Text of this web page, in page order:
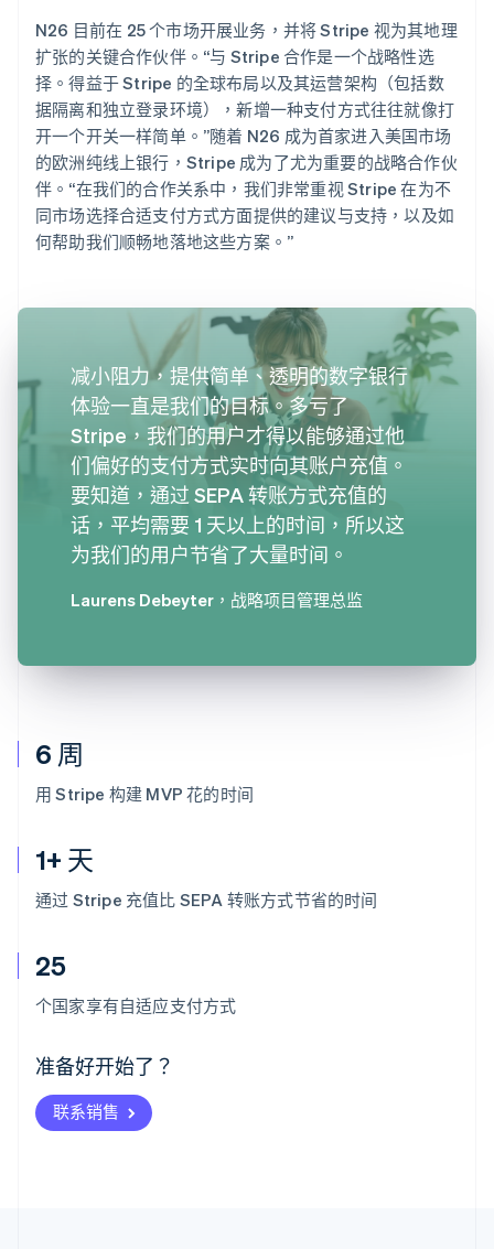
6 周
用 Stripe 构建 MVP 花的时间
1+ 天
通过 Stripe 充值比 SEPA 转账方式节省的时间
25
个国家享有自适应支付方式
准备好开始了？
联系销售
N26 目前在 25 个市场开展业务，并将 Stripe 视为其地理
扩张的关键合作伙伴。“与 Stripe 合作是一个战略性选
择。得益于 Stripe 的全球布局以及其运营架构（包括数
据隔离和独立登录环境），新增一种支付方式往往就像打
开一个开关一样简单。”随着 N26 成为首家进入美国市场
的欧洲纯线上银行，Stripe 成为了尤为重要的战略合作伙
伴。“在我们的合作关系中，我们非常重视 Stripe 在为不
同市场选择合适支付方式方面提供的建议与支持，以及如
何帮助我们顺畅地落地这些方案。”
减小阻力，提供简单、透明的数字银行
体验一直是我们的目标。多亏了
Stripe，我们的用户才得以能够通过他
们偏好的支付方式实时向其账户充值。
要知道，通过 SEPA 转账方式充值的
话，平均需要 1 天以上的时间，所以这
为我们的用户节省了大量时间。
Laurens Debeyter ，战略项目管理总监
爱尔兰
爱沙尼亚
English
奥地利
Deutsch English